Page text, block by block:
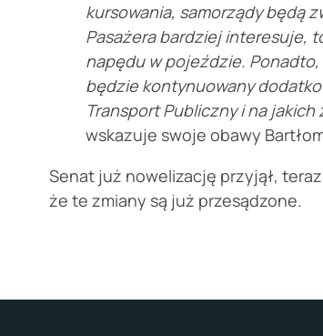
kursowania, samorządy będą
Pasażera bardziej interesuje,
napędu w pojeździe.
będzie kontynuowany
Transport Publiczny i na
wskazuje swoje obawy
Senat już nowelizację przyjął,
że te zmiany są już przesądzone.